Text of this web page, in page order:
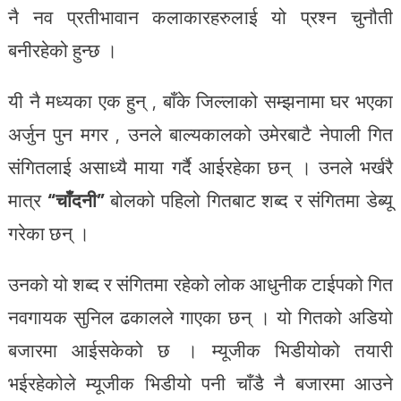
नै नव प्रतीभावान कलाकारहरुलाई यो प्रश्न चुनौती
बनीरहेको हुन्छ ।
यी नै मध्यका एक हुन् , बाँके जिल्लाको सम्झनामा घर भएका
अर्जुन पुन मगर , उनले बाल्यकालको उमेरबाटै नेपाली गित
संगितलाई असाध्यै माया गर्दै आईरहेका छन् । उनले भर्खरै
मात्र “चाँदनी”बोलको पहिलो गितबाट शब्द र संगितमा डेब्यू
गरेका छन् ।
उनको यो शब्द र संगितमा रहेको लोक आधुनीक टाईपको गित
नवगायक सुनिल ढकालले गाएका छन् । यो गितको अडियो
बजारमा आईसकेको छ । म्यूजीक भिडीयोको तयारी
भईरहेकोले म्यूजीक भिडीयो पनी चाँडै नै बजारमा आउने